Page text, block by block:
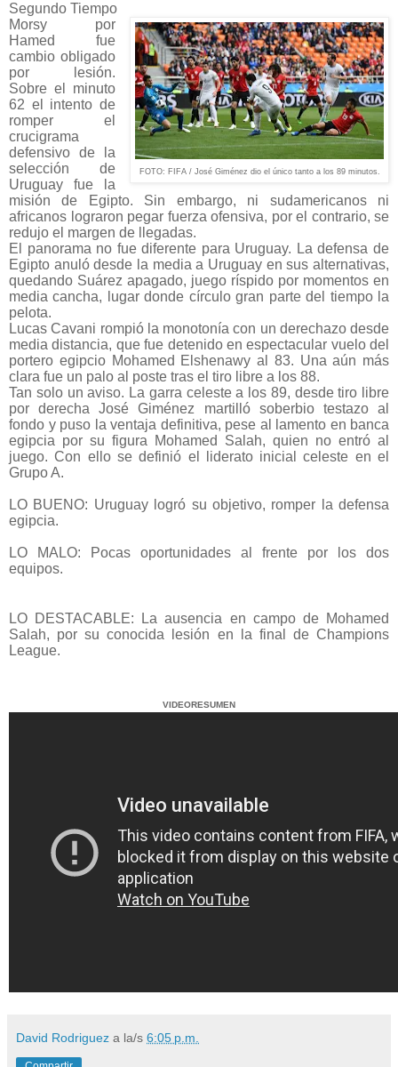
Segundo Tiempo
FOTO: FIFA / José Giménez dio el único tanto a los 89 minutos.
Morsy por
Hamed fue
cambio obligado
por lesión.
Sobre el minuto
62 el intento de
romper el
crucigrama
defensivo de la
selección de
Uruguay fue la
misión de Egipto. Sin embargo, ni sudamericanos ni
africanos lograron pegar fuerza ofensiva, por el contrario, se
redujo el margen de llegadas.
El panorama no fue diferente para Uruguay. La defensa de
Egipto anuló desde la media a Uruguay en sus alternativas,
quedando Suárez apagado, juego ríspido por momentos en
media cancha, lugar donde círculo gran parte del tiempo la
pelota.
Lucas Cavani rompió la monotonía con un derechazo desde
media distancia, que fue detenido en espectacular vuelo del
portero egipcio Mohamed Elshenawy al 83. Una aún más
clara fue un palo al poste tras el tiro libre a los 88.
Tan solo un aviso. La garra celeste a los 89, desde tiro libre
por derecha José Giménez martilló soberbio testazo al
fondo y puso la ventaja definitiva, pese al lamento en banca
egipcia por su figura Mohamed Salah, quien no entró al
juego. Con ello se definió el liderato inicial celeste en el
Grupo A.
LO BUENO: Uruguay logró su objetivo, romper la defensa
egipcia.
LO MALO: Pocas oportunidades al frente por los dos
equipos.
LO DESTACABLE: La ausencia en campo de Mohamed
Salah, por su conocida lesión en la final de Champions
League.
VIDEORESUMEN
David Rodriguez a la/s 6:05 p.m.